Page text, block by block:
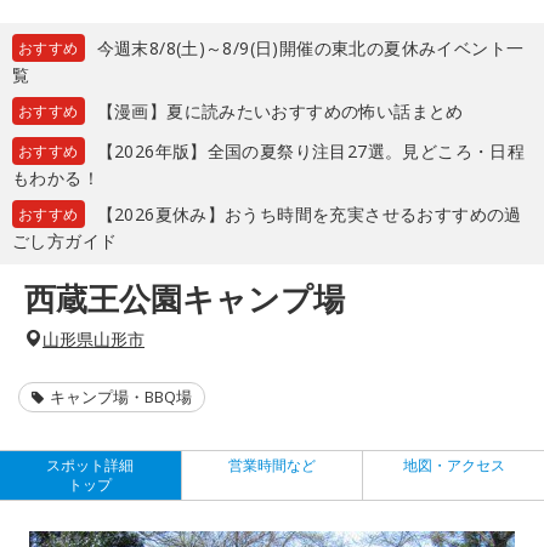
おすすめ
今週末8/8(土)～8/9(日)開催の東北の夏休みイベント一
覧
おすすめ 【漫画】夏に読みたいおすすめの怖い話まとめ
おすすめ
【2026年版】全国の夏祭り注目27選。見どころ・日程
もわかる！
おすすめ
【2026夏休み】おうち時間を充実させるおすすめの過
ごし方ガイド
西蔵王公園キャンプ場
山形県山形市
キャンプ場・BBQ場
スポット詳細
トップ
営業時間など 地図・アクセス